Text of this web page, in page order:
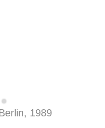
1989